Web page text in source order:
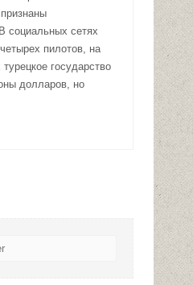
социальных сетях
пилотов, на
государство
долларов, но